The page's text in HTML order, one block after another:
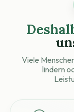
Viele
lindern